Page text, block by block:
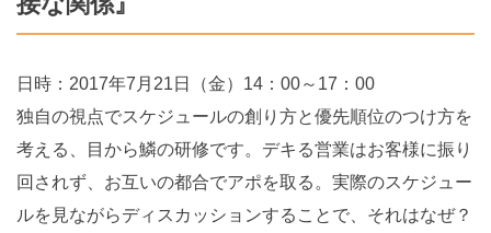
日時：2017年7月21日（金）14：00～17：00
独自の視点でスケジュールの創り方と優先順位のつけ方を
考える、目から鱗の研修です。デキる営業はお客様に振り
回されず、お互いの都合でアポを取る。実際のスケジュー
ルを見ながらディスカッションすることで、それはなぜ？